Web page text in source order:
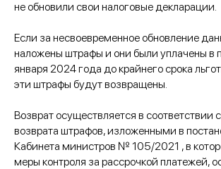
не обновили свои налоговые декларации.
Если за несвоевременное обновление
наложены штрафы и они были уплачены в
января 2024 года до крайнего срока
эти штрафы будут возвращены.
Возврат осуществляется в соответствии
возврата штрафов, изложенными в
Кабинета министров № 105/2021 , в
меры контроля за рассрочкой платежей,